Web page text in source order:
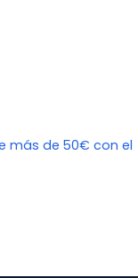
más de 50€ con el